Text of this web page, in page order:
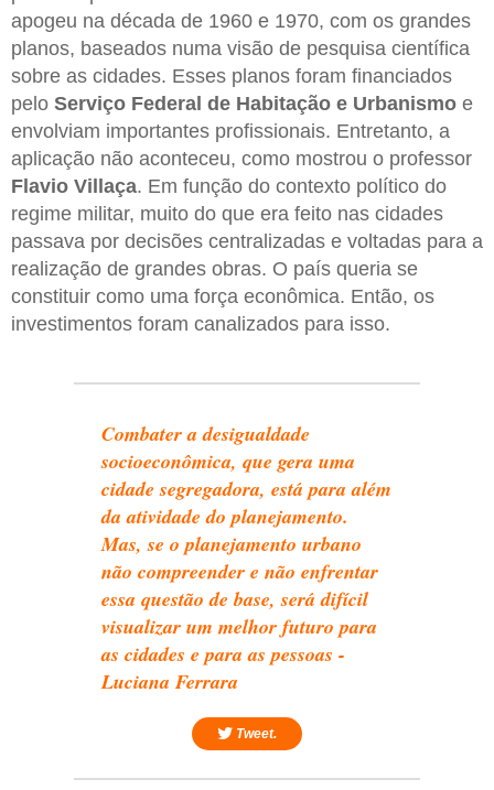
apogeu na década de 1960 e 1970, com os grandes
planos, baseados numa visão de pesquisa científica
sobre as cidades. Esses planos foram financiados
pelo Serviço Federal de Habitação e Urbanismo e
envolviam importantes profissionais. Entretanto, a
aplicação não aconteceu, como mostrou o professor
Flavio Villaça. Em função do contexto político do
regime militar, muito do que era feito nas cidades
passava por decisões centralizadas e voltadas para a
realização de grandes obras. O país queria se
constituir como uma força econômica. Então, os
investimentos foram canalizados para isso.
Combater a desigualdade
socioeconômica, que gera uma
cidade segregadora, está para além
da atividade do planejamento.
Mas, se o planejamento urbano
não compreender e não enfrentar
essa questão de base, será difícil
visualizar um melhor futuro para
as cidades e para as pessoas -
Luciana Ferrara
Tweet.